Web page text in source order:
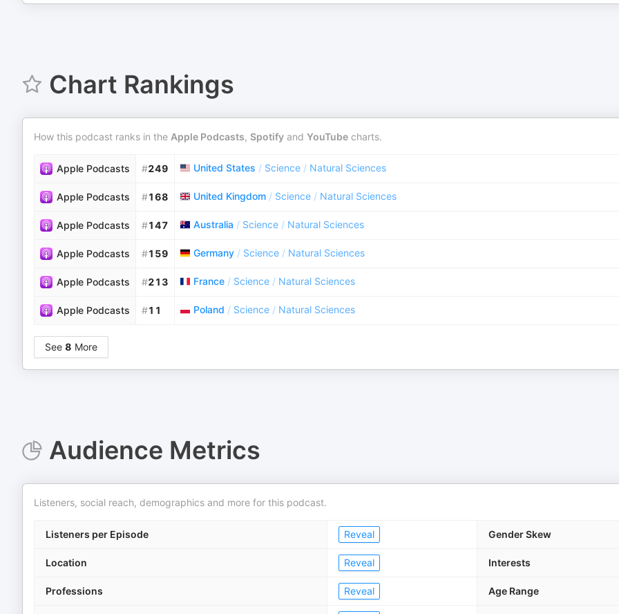
Chart Rankings
How this podcast ranks in the Apple Podcasts, Spotify and YouTube charts.
Apple Podcasts #249 United States / Science / Natural Sciences
Apple Podcasts #168 United Kingdom / Science / Natural Sciences
Apple Podcasts #147 Australia / Science / Natural Sciences
Apple Podcasts #159 Germany / Science / Natural Sciences
Apple Podcasts #213 France / Science / Natural Sciences
Apple Podcasts #11 Poland / Science / Natural Sciences
See 8 More
Audience Metrics
Listeners, social reach, demographics and more for this podcast.
Listeners per Episode Reveal Gender Skew
Location Reveal Interests
Professions Reveal Age Range